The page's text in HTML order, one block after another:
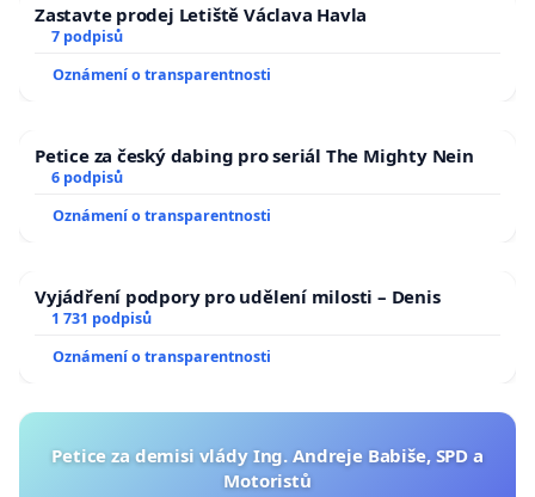
Zastavte prodej Letiště Václava Havla
7 podpisů
Oznámení o transparentnosti
Petice za český dabing pro seriál The Mighty Nein
6 podpisů
Oznámení o transparentnosti
Vyjádření podpory pro udělení milosti – Denis
1 731 podpisů
Oznámení o transparentnosti
Petice za demisi vlády Ing. Andreje Babiše, SPD a
Motoristů